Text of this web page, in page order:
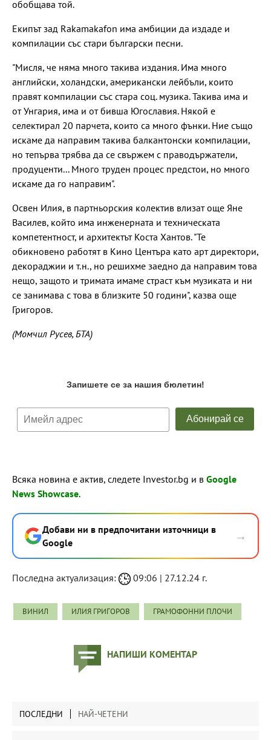
обобщава той.
Екипът зад Rakamakafon има амбиции да издаде и
компилации със стари български песни.
"Мисля, че няма много такива издания. Има много
английски, холандски, американски лейбъли, които
правят компилации със стара соц. музика. Такива има и
от Унгария, има и от бивша Югославия. Някой е
селектирал 20 парчета, които са много фънки. Ние също
искаме да направим такива балкантонски компилации,
но тепърва трябва да се свържем с праводържатели,
продуценти... Много труден процес предстои, но много
искаме да го направим".
Освен Илия, в партньорския колектив влизат още Яне
Василев, който има инженерната и техническата
компетентност, и архитектът Коста Хантов. "Те
обикновено работят в Кино Центъра като арт директори,
декораджии и т.н., но решихме заедно да направим това
нещо, защото и тримата имаме страст към музиката и ни
се занимава с това в близките 50 години", казва още
Григоров.
(Момчил Русев, БТА)
Всяка новина е актив, следете Investor.bg и в Google
News Showcase.
Добави ни в предпочитани източници в
Google
→
Последна актуализация: 09:06 | 27.12.24 г.
ВИНИЛ ИЛИЯ ГРИГОРОВ ГРАМОФОННИ ПЛОЧИ
НАПИШИ КОМЕНТАР
ПОСЛЕДНИ НАЙ-ЧЕТЕНИ